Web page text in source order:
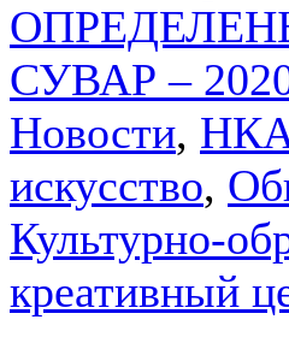
СУВАР –
Новости, НКА
искусство,
Культурно-
креативный